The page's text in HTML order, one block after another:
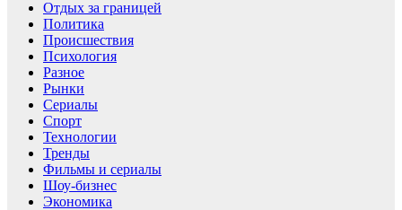
Отдых за границей
Политика
Происшествия
Психология
Разное
Рынки
Сериалы
Спорт
Технологии
Тренды
Фильмы и сериалы
Шоу-бизнес
Экономика